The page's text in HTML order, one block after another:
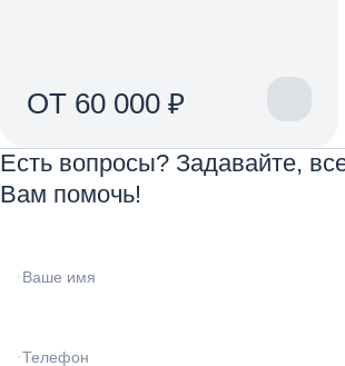
ОТ 60 000 ₽
Есть вопросы? Задавайте,
Вам помочь!